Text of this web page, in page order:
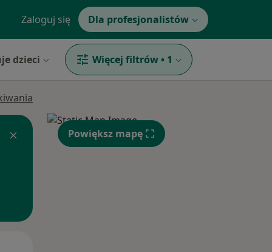
Zaloguj się Dla profesjonalistów
dzieci Więcej filtrów • 1
Powiększ mapę